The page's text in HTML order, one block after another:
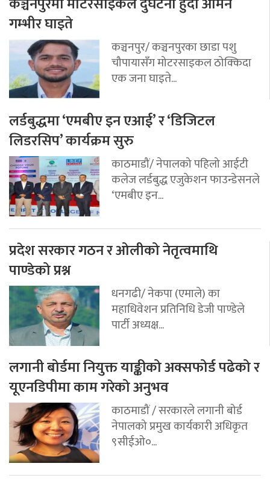
गम्भीर घाइते
कञ्चनपुर/ कञ्चनपुरका छाडा पशु
चौपायासँग मोटरसाइकल ठोक्किदा
एक जना घाइते...
लर्डबुद्धमा ‘एमबीए इन एआई’ र ‘डिजिटल
लिडरसिप’ कार्यक्रम सुरु
काठमाडौं/ नेपालको पहिलो आईटी
कलेज लर्डबुद्ध एजुकेशन फाउन्डेसनले
‘एमबीए इन...
प्रदेश सरकार गठन र ओलीको नेतृत्वमाथि
पाण्डेको प्रश्न
धनगढी/ नेकपा (एमाले) का
महाधिवेशन प्रतिनिधि डेजी पाण्डेले
पार्टी अध्यक्ष...
लगानी बोर्डमा नियुक्त याङ्कीको अक्सफोर्ड पढेको र
यूएनडिपीमा काम गरेको अनुभव
काठमाडौं / सरकारले लगानी बोर्ड
नेपालको प्रमुख कार्यकारी अधिकृत
९सीईओ०...